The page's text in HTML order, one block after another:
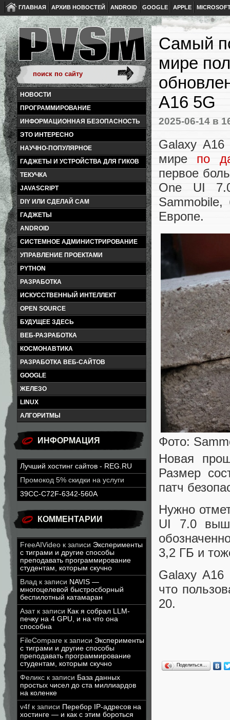
ГЛАВНАЯ АРХИВ НОВОСТЕЙ ANDROID GOOGLE APPLE
НОВОСТИ
ПРОГРАММИРОВАНИЕ
ИНФОРМАЦИОННАЯ БЕЗОПАСНОСТЬ
ЭТО ИНТЕРЕСНО
НАУЧНО-ПОПУЛЯРНОЕ
ГАДЖЕТЫ И УСТРОЙСТВА ДЛЯ ГИКОВ
ТЕКУЧКА
JAVASCRIPT
DIY ИЛИ СДЕЛАЙ САМ
ГАДЖЕТЫ
ANDROID
СИСТЕМНОЕ АДМИНИСТРИРОВАНИЕ
УПРАВЛЕНИЕ ПРОЕКТАМИ
PYTHON
РАЗРАБОТКА
ИСКУССТВЕННЫЙ ИНТЕЛЛЕКТ
OPEN SOURCE
БУДУЩЕЕ ЗДЕСЬ
ВЕБ-РАЗРАБОТКА
КОСМОНАВТИКА
РАЗРАБОТКА ВЕБ-САЙТОВ
GOOGLE
ЖЕЛЕЗО
LINUX
АЛГОРИТМЫ
ИНФОРМАЦИЯ
Лучший хостинг сайтов - REG.RU
Промокод 5% скидки на услуги
39CC-C72F-6342-560A
КОММЕНТАРИИ
FreeAIVideo к записи Эксперименты
с тиграми и другие способы
преподавать программирование
студентам, которым скучно
Влад к записи NAVIS —
многоцелевой быстросборный
беспилотный катамаран
Азатк записи Как я собрал LLM-
печку на 4 GPU, и на что она
способна
FileCompare к записи Эксперименты
с тиграми и другие способы
преподавать программирование
студентам, которым скучно
Феликс к записи База данных
простых чисел до ста миллиардов
на коленке
v4f к записи Перебор IP-адресов на
хостинге — и как с этим бороться
Самый
мире
A16 5G
2025-06-14 в
Galaxy
мире по
первое
One UI
Европе.
Фото:
Новая
Размер
патч
Нужно
UI 7.0
3,2 ГБ и
Galaxy A16
что
20.
Поделиться…